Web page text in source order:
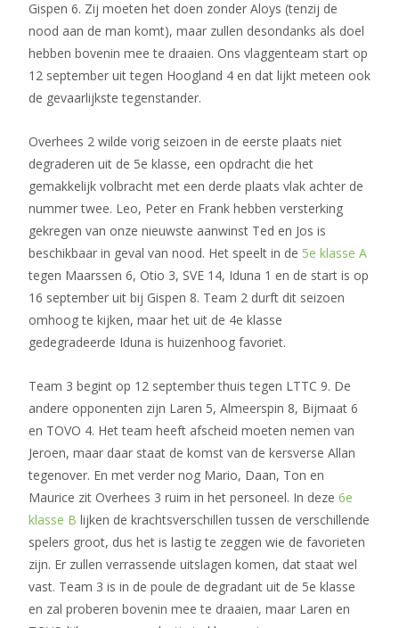
Gispen 6. Zij moeten het doen zonder Aloys (tenzij de
nood aan de man komt), maar zullen desondanks als doel
hebben bovenin mee te draaien. Ons vlaggenteam start op
12 september uit tegen Hoogland 4 en dat lijkt meteen ook
de gevaarlijkste tegenstander.
Overhees 2 wilde vorig seizoen in de eerste plaats niet
degraderen uit de 5e klasse, een opdracht die het
gemakkelijk volbracht met een derde plaats vlak achter de
nummer twee. Leo, Peter en Frank hebben versterking
gekregen van onze nieuwste aanwinst Ted en Jos is
beschikbaar in geval van nood. Het speelt in de 5e klasse A
tegen Maarssen 6, Otio 3, SVE 14, Iduna 1 en de start is op
16 september uit bij Gispen 8. Team 2 durft dit seizoen
omhoog te kijken, maar het uit de 4e klasse
gedegradeerde Iduna is huizenhoog favoriet.
Team 3 begint op 12 september thuis tegen LTTC 9. De
andere opponenten zijn Laren 5, Almeerspin 8, Bijmaat 6
en TOVO 4. Het team heeft afscheid moeten nemen van
Jeroen, maar daar staat de komst van de kersverse Allan
tegenover. En met verder nog Mario, Daan, Ton en
Maurice zit Overhees 3 ruim in het personeel. In deze 6e
klasse B lijken de krachtsverschillen tussen de verschillende
spelers groot, dus het is lastig te zeggen wie de favorieten
zijn. Er zullen verrassende uitslagen komen, dat staat wel
vast. Team 3 is in de poule de degradant uit de 5e klasse
en zal proberen bovenin mee te draaien, maar Laren en